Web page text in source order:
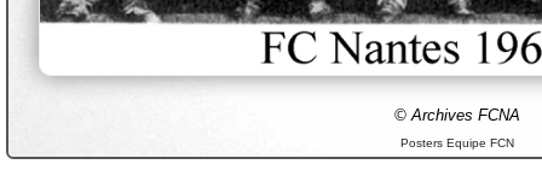
© Archives FCNA
Posters Equipe FCN